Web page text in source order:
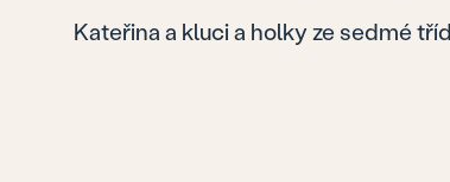
Kateřina a kluci a holky ze sedmé